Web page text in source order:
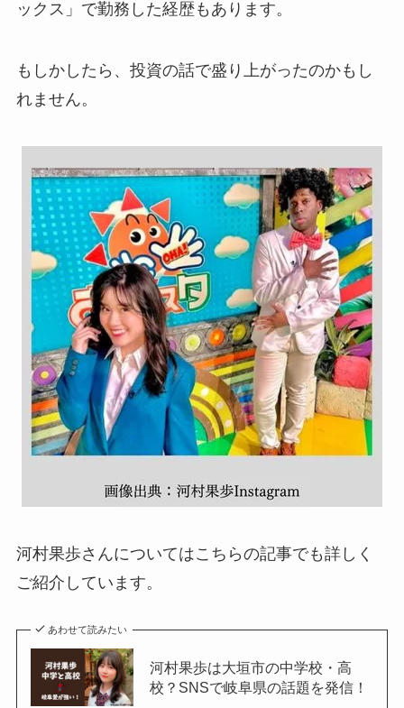
ックス」で勤務した経歴もあります。
もしかしたら、投資の話で盛り上がったのかもし
れません。
河村果歩さんについてはこちらの記事でも詳しく
ご紹介しています。
あわせて読みたい
河村果歩は大垣市の中学校・高
校？SNSで岐阜県の話題を発信！